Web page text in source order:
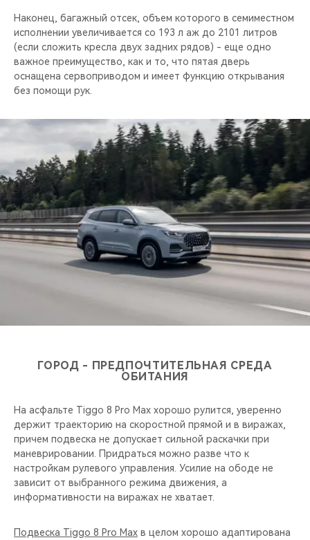
Наконец, багажный отсек, объем которого в семиместном
исполнении увеличивается со 193 л аж до 2101 литров
(если сложить кресла двух задних рядов) - еще одно
важное преимущество, как и то, что пятая дверь
оснащена сервоприводом и имеет функцию открывания
без помощи рук.
ГОРОД - ПРЕДПОЧТИТЕЛЬНАЯ СРЕДА
ОБИТАНИЯ
На асфальте Tiggo 8 Pro Maх хорошо рулится, уверенно
держит траекторию на скоростной прямой и в виражах,
причем подвеска не допускает сильной раскачки при
маневрировании. Придраться можно разве что к
настройкам рулевого управления. Усилие на ободе не
зависит от выбранного режима движения, а
информативности на виражах не хватает.
Подвеска Tiggo 8 Pro Maх в целом хорошо адаптирована